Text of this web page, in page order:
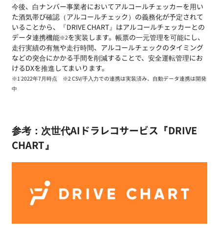
今後、白ナンバー事業者においてアルコールチェッカーを用い
た酒気帯び確認（アルコールチェック）の義務化が予定されて
いることから、『DRIVE CHART』はアルコールチェッカーとの
データ連携機能※2を実装します。帳票の一元管理を可能にし、
走行実績の有無や走行時間、アルコールチェックのタイミング
などの突合にかかる手間を削減することで、安全運転管理にお
けるDXを推進してまいります。
※1 2022年7月時点 ※2 CSV/手入力での連携は実装済み、自動データ連携は開発
中
参考：次世代AIドラレコサービス『DRIVE
CHART』